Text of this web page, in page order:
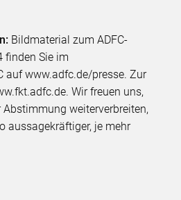
Bildmaterial zum ADFC-
finden Sie im
auf www.adfc.de/presse. Zur
Wir freuen uns,
weiterverbreiten,
aussagekräftiger, je mehr